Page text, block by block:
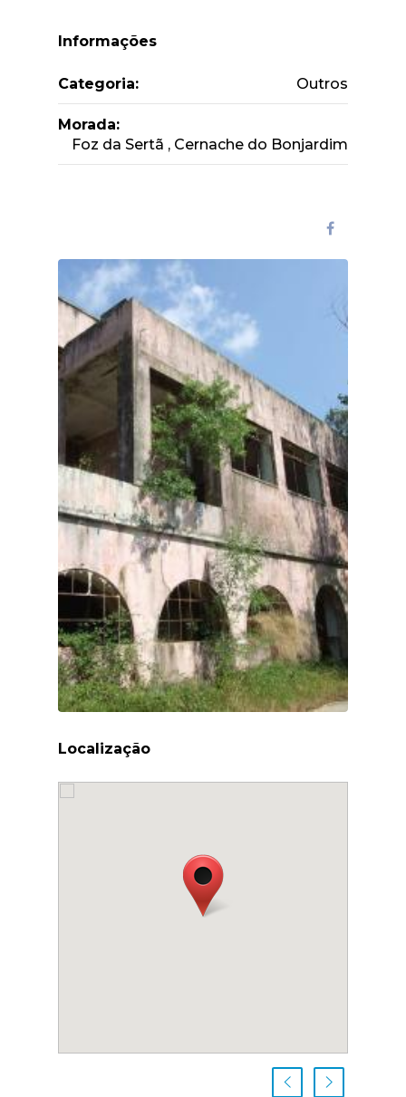
Informações
Categoria: Outros
Morada:
Foz da Sertã , Cernache do Bonjardim
Localização